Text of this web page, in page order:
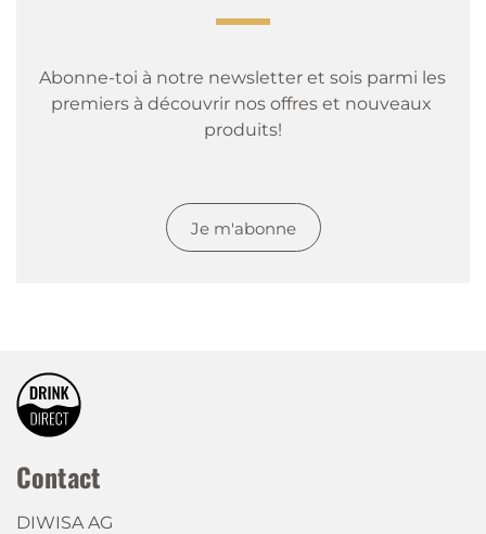
Abonne-toi à notre newsletter et sois parmi les
premiers à découvrir nos offres et nouveaux
produits!
Je m'abonne
Contact
DIWISA AG